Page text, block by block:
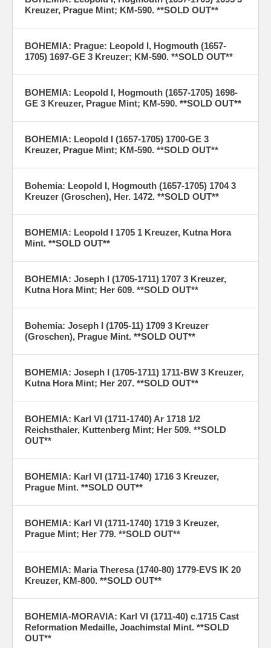
Kreuzer, Prague Mint; KM-590. **SOLD OUT**
BOHEMIA: Prague: Leopold I, Hogmouth (1657-
1705) 1697-GE 3 Kreuzer; KM-590. **SOLD OUT**
BOHEMIA: Leopold I, Hogmouth (1657-1705) 1698-
GE 3 Kreuzer, Prague Mint; KM-590. **SOLD OUT**
BOHEMIA: Leopold I (1657-1705) 1700-GE 3
Kreuzer, Prague Mint; KM-590. **SOLD OUT**
Bohemia: Leopold I, Hogmouth (1657-1705) 1704 3
Kreuzer (Groschen), Her. 1472. **SOLD OUT**
BOHEMIA: Leopold I 1705 1 Kreuzer, Kutna Hora
Mint. **SOLD OUT**
BOHEMIA: Joseph I (1705-1711) 1707 3 Kreuzer,
Kutna Hora Mint; Her 609. **SOLD OUT**
Bohemia: Joseph I (1705-11) 1709 3 Kreuzer
(Groschen), Prague Mint. **SOLD OUT**
BOHEMIA: Joseph I (1705-1711) 1711-BW 3 Kreuzer,
Kutna Hora Mint; Her 207. **SOLD OUT**
BOHEMIA: Karl VI (1711-1740) Ar 1718 1/2
Reichsthaler, Kuttenberg Mint; Her 509. **SOLD
OUT**
BOHEMIA: Karl VI (1711-1740) 1716 3 Kreuzer,
Prague Mint. **SOLD OUT**
BOHEMIA: Karl VI (1711-1740) 1719 3 Kreuzer,
Prague Mint; Her 779. **SOLD OUT**
BOHEMIA: Maria Theresa (1740-80) 1779-EVS IK 20
Kreuzer, KM-800. **SOLD OUT**
BOHEMIA-MORAVIA: Karl VI (1711-40) c.1715 Cast
Reformation Medaille, Joachimstal Mint. **SOLD
OUT**